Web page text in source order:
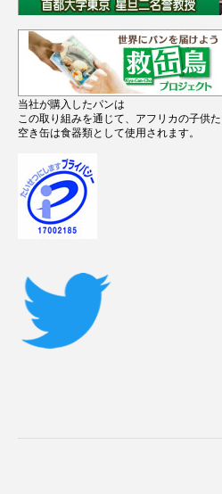
当社が購入したパンは
この取り組みを通じて、アフリカの子供
空き缶は食器類として使用されます。